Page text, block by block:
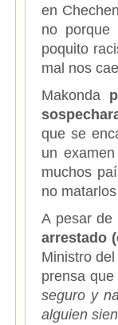
en
no
poquito
mal nos
Makonda
que se
un
muchos
no
A pesar de
arrestado
Ministro
prensa
seguro y
alguien